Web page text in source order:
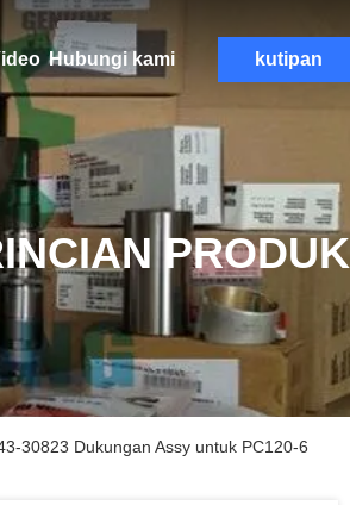
Hubungi kami kutipan
PRODUK
30823 Dukungan Assy untuk PC120-6